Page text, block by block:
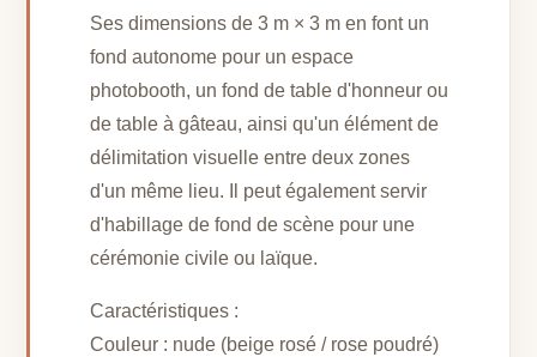
Ses dimensions de 3 m × 3 m en font un
fond autonome pour un espace
photobooth, un fond de table d'honneur ou
de table à gâteau, ainsi qu'un élément de
délimitation visuelle entre deux zones
d'un même lieu. Il peut également servir
d'habillage de fond de scène pour une
cérémonie civile ou laïque.
Caractéristiques :
Couleur : nude (beige rosé / rose poudré)